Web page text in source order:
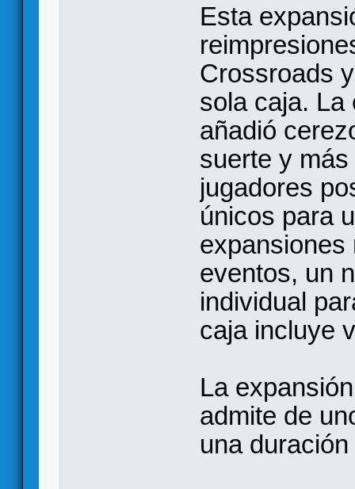
Esta
Crossroads
sola caja. La
añadió
suerte y
jugadores
únicos para
eventos, un
individual
caja incluye
La
admite de
una